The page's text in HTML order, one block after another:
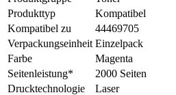
Produkttyp
Kompatibel
Kompatibel zu
44469705
Verpackungseinheit Einzelpack
Farbe
Magenta
Seitenleistung*
2000 Seiten
Drucktechnologie
Laser